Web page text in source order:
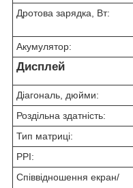
Дротова зарядка, Вт:
Акумулятор:
Дисплей
Діагональ, дюйми:
Роздільна здатність:
Тип матриці:
PPI:
Співвідношення екран/